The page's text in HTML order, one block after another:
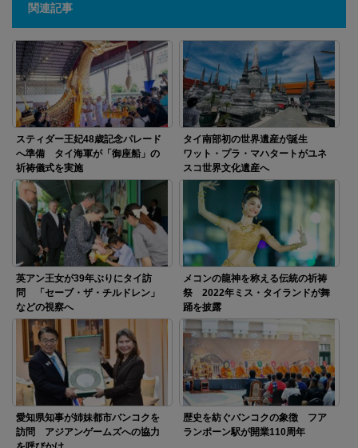
関連記事
スティダー王妃48歳記念パレード
へ準備 タイ海軍が「御座船」の
祈祷儀式を実施
タイ南部初の世界遺産が誕生
ワット・プラ・マハタートがユネ
スコ世界文化遺産へ
英アン王女が39年ぶりにタイ訪
問 「セーブ・ザ・チルドレン」
などの視察へ
メコンの龍神を称える伝統の祈祷
祭 2022年ミス・タイランドが舞
踊を披露
愛知県知事が姉妹都市バンコクを
訪問 アジアンゲームズへの協力
歴史を紡ぐバンコクの象徴 フア
ランポーン駅が開業110周年